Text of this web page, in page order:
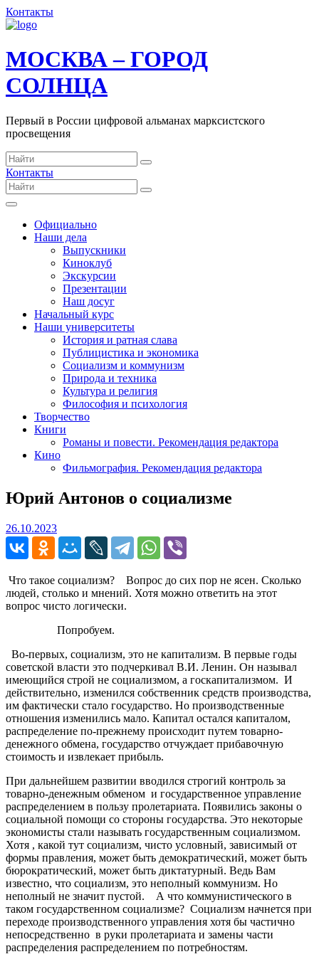
Контакты
МОСКВА – ГОРОД
СОЛНЦА
Первый в России цифровой альманах марксистского
просвещения
Контакты
Официально
Наши дела
Выпускники
Киноклуб
Экскурсии
Презентации
Наш досуг
Начальный курс
Наши университеты
История и ратная слава
Публицистика и экономика
Социализм и коммунизм
Природа и техника
Культура и религия
Философия и психология
Творчество
Книги
Романы и повести. Рекомендация редактора
Кино
Фильмография. Рекомендация редактора
Юрий Антонов о социализме
26.10.202326.10.2023
Что такое социализм? Вопрос до сих пор не ясен. Сколько
людей, столько и мнений. Хотя можно ответить на этот
вопрос чисто логически.
Попробуем.
Во-первых, социализм, это не капитализм. В первые годы
советской власти это подчеркивал В.И. Ленин. Он называл
имеющийся строй не социализмом, а госкапитализмом. И
действительно, изменился собственник средств производства,
им фактически стало государство. Но производственные
отношения изменились мало. Капитал остался капиталом,
распределение по-прежнему происходит путем товарно-
денежного обмена, государство отчуждает прибавочную
стоимость и извлекает прибыль.
При дальнейшем развитии вводился строгий контроль за
товарно-денежным обменом и государственное управление
распределением в пользу пролетариата. Появились законы о
социальной помощи со стороны государства. Это некоторые
экономисты стали называть государственным социализмом.
Хотя , какой тут социализм, чисто условный, зависимый от
формы правления, может быть демократический, может быть
бюрократический, может быть диктатурный. Ведь Вам
известно, что социализм, это неполный коммунизм. Но
неполный не значит пустой. А что коммунистического в
таком государственном социализме? Социализм начнется при
переходе производственного управления хотя бы частично
непосредственно в руки пролетариата и замены части
распределения распределением по потребностям.